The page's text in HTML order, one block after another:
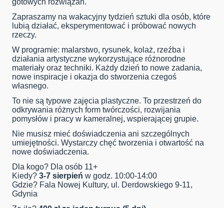
gotowych rozwiązań.
Zapraszamy na wakacyjny tydzień sztuki dla osób, które
lubią działać, eksperymentować i próbować nowych
rzeczy.
W programie: malarstwo, rysunek, kolaż, rzeźba i
działania artystyczne wykorzystujące różnorodne
materiały oraz techniki. Każdy dzień to nowe zadania,
nowe inspiracje i okazja do stworzenia czegoś
własnego.
To nie są typowe zajęcia plastyczne. To przestrzeń do
odkrywania różnych form twórczości, rozwijania
pomysłów i pracy w kameralnej, wspierającej grupie.
Nie musisz mieć doświadczenia ani szczególnych
umiejętności. Wystarczy chęć tworzenia i otwartość na
nowe doświadczenia.
Dla kogo? Dla osób 11+
Kiedy? 3-7 sierpień w godz. 10:00-14:00
Gdzie? Fala Nowej Kultury, ul. Derdowskiego 9-11,
Gdynia